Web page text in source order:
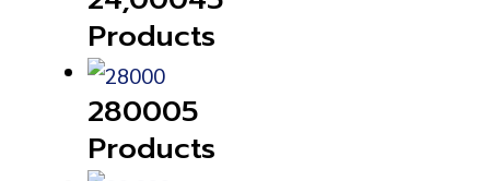
Products
280005
Products